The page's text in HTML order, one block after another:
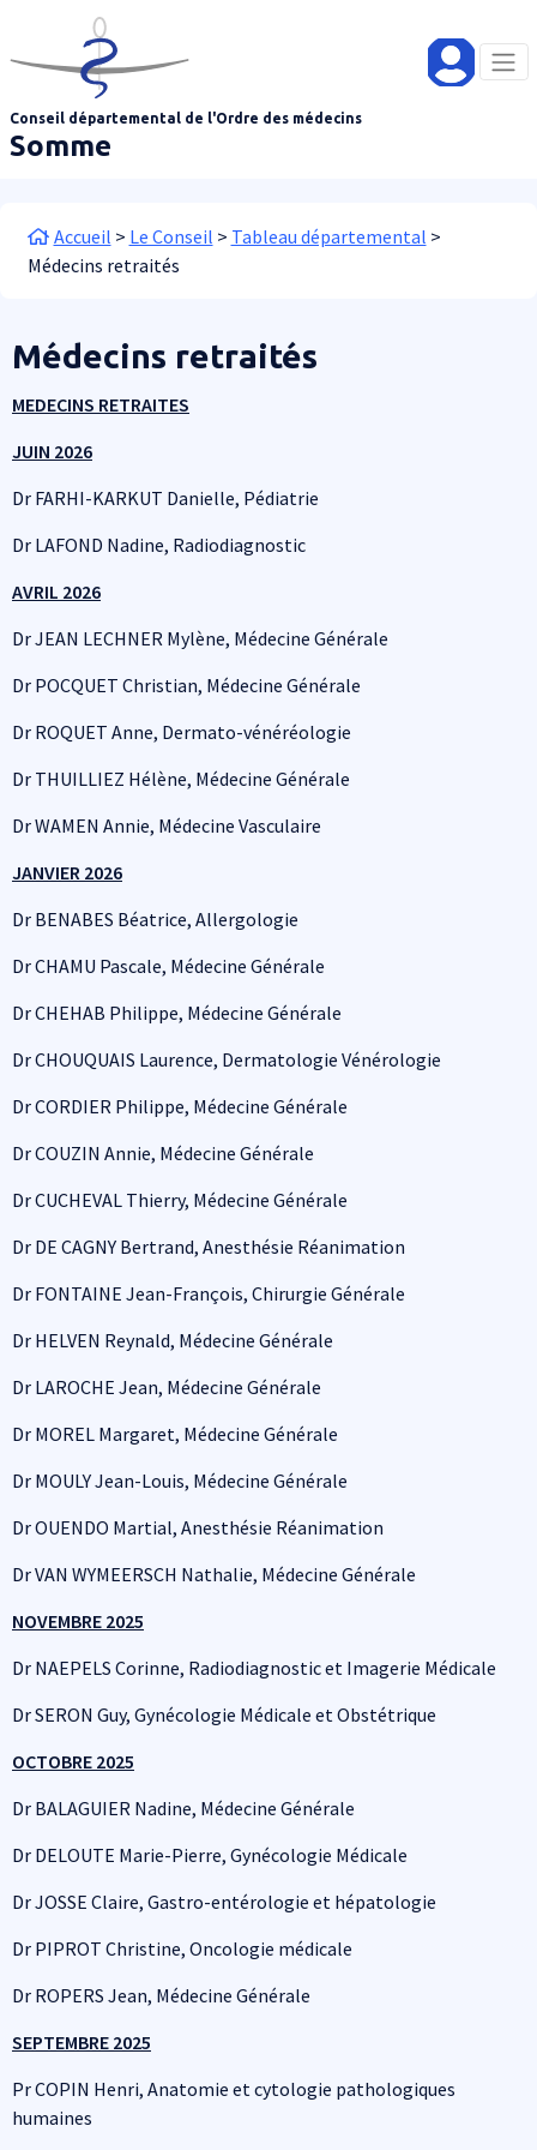
Aller au contenu principal
Conseil départemental de l'Ordre des médecins
Somme
Fil d'Ariane
Accueil Le Conseil
Tableau départemental
Médecins retraités
Médecins retraités
MEDECINS RETRAITES
JUIN 2026
Dr FARHI-KARKUT Danielle, Pédiatrie
Dr LAFOND Nadine, Radiodiagnostic
AVRIL 2026
Dr JEAN LECHNER Mylène, Médecine Générale
Dr POCQUET Christian, Médecine Générale
Dr ROQUET Anne, Dermato-vénéréologie
Dr THUILLIEZ Hélène, Médecine Générale
Dr WAMEN Annie, Médecine Vasculaire
JANVIER 2026
Dr BENABES Béatrice, Allergologie
Dr CHAMU Pascale, Médecine Générale
Dr CHEHAB Philippe, Médecine Générale
Dr CHOUQUAIS Laurence, Dermatologie Vénérologie
Dr CORDIER Philippe, Médecine Générale
Dr COUZIN Annie, Médecine Générale
Dr CUCHEVAL Thierry, Médecine Générale
Dr DE CAGNY Bertrand, Anesthésie Réanimation
Dr FONTAINE Jean-François, Chirurgie Générale
Dr HELVEN Reynald, Médecine Générale
Dr LAROCHE Jean, Médecine Générale
Dr MOREL Margaret, Médecine Générale
Dr MOULY Jean-Louis, Médecine Générale
Dr OUENDO Martial, Anesthésie Réanimation
Dr VAN WYMEERSCH Nathalie, Médecine Générale
NOVEMBRE 2025
Dr NAEPELS Corinne, Radiodiagnostic et Imagerie Médicale
Dr SERON Guy, Gynécologie Médicale et Obstétrique
OCTOBRE 2025
Dr BALAGUIER Nadine, Médecine Générale
Dr DELOUTE Marie-Pierre, Gynécologie Médicale
Dr JOSSE Claire, Gastro-entérologie et hépatologie
Dr PIPROT Christine, Oncologie médicale
Dr ROPERS Jean, Médecine Générale
SEPTEMBRE 2025
Pr COPIN Henri, Anatomie et cytologie pathologiques
humaines
Panneau de gestion des cookies